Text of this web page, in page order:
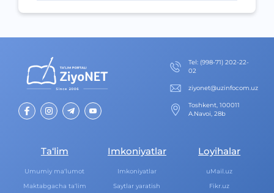
Теl: (998-71) 202-22-
02
ziyonet@uzinfocom.uz
Toshkent, 100011
A.Navoi, 28b
Ta‘lim
Umumiy ma‘lumot
Maktabgacha ta‘lim
Imkoniyatlar
Imkoniyatlar
Saytlar yaratish
Loyihalar
uMail.uz
Fikr.uz